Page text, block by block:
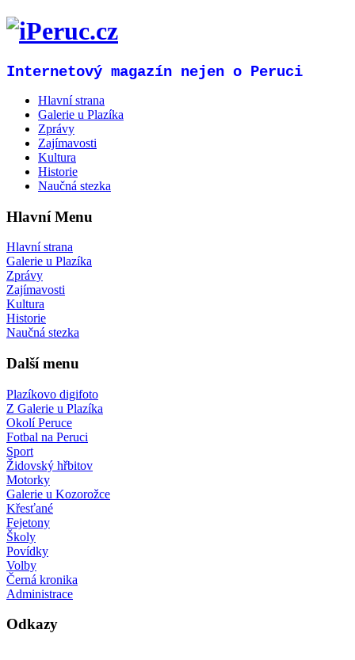
Internetový magazín nejen o Peruci
Hlavní strana
Galerie u Plazíka
Zprávy
Zajímavosti
Kultura
Historie
Naučná stezka
Hlavní Menu
Hlavní strana
Galerie u Plazíka
Zprávy
Zajímavosti
Kultura
Historie
Naučná stezka
Další menu
Plazíkovo digifoto
Z Galerie u Plazíka
Okolí Peruce
Fotbal na Peruci
Sport
Židovský hřbitov
Motorky
Galerie u Kozorožce
Křesťané
Fejetony
Školy
Povídky
Volby
Černá kronika
Administrace
Odkazy